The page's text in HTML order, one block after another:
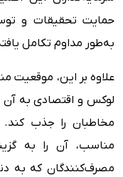
حمایت تحقیقات و
به‌طور مداوم تکامل
علاوه بر این،
لوکس و اقتصادی به
مخاطبان را جذب
مناسب، آن را به
مصرف‌کنندگان که به